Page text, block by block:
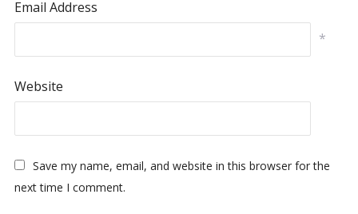
Email Address
*
Website
Save my name, email, and website in this browser for the
next time I comment.